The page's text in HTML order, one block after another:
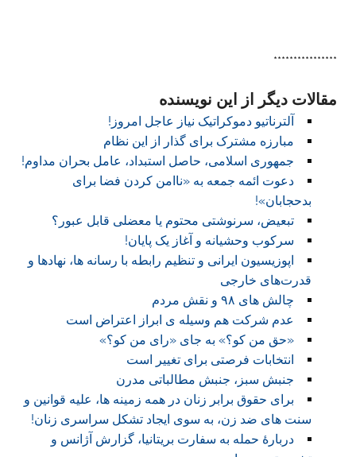
****************
مقالات دیگر از این نویسنده
آلترناتیو دموکراتیک نیاز عاجل امروز!
مبارزه مشترک برای گذار از این نظام
جمهوری اسلامی، حاصل استبداد، عامل بحران مداوم!
دعوت ائمه جمعه به «ناامن کردن فضا برای
بدحجابان»!
تبعیض، سرنوشتی محتوم یا معضلی قابل عبور؟
سرکوب وحشیانه و آغاز یک پایان!
اپوزیسیون ایرانی و تنظیم رابطه با رسانه ها، نهادها و
قدرت‌های خارجی
چالش های ۹۸ و نقش مردم
عدم شرکت هم وسیله ی ابراز اعتراض است
«حق من کو؟» به جای «رای من کو؟»
انتخابات فرصتی برای تغییر است
جنبش سبز، جنبش مطالباتی مدرن
برای حقوق برابر زنان در همه زمینه ها، علیه قوانین و
سنت های ضد زن، به سوی ایجاد تشکل سراسری زنان!
دربارۀ حمله به سفارت بریتانیا، گزارش آژانس و